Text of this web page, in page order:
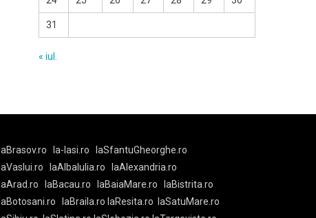
31
« iul.
laBrasov.ro la-Iasi.ro
laSfantuGheorghe.ro
laVaslui.ro
laAlbaIulia.ro
laAlexandria.ro
laArad.ro
laBacau.ro laBaiaMare.ro
laBistrita.ro
laBotosani.ro
laBraila.ro laResita.ro
laSatuMare.ro